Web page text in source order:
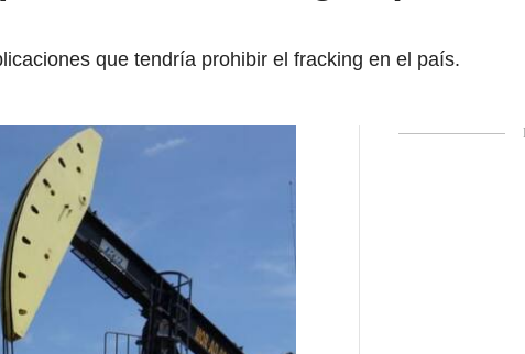
que tendría prohibir el fracking en el país.